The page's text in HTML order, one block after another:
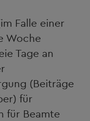
Falle einer
Woche
Tage an
(Beiträge
für
für Beamte